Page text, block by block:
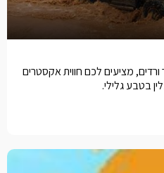
ורדים, מציעים לכם חווית אקסטרים
בטבע גלילי.